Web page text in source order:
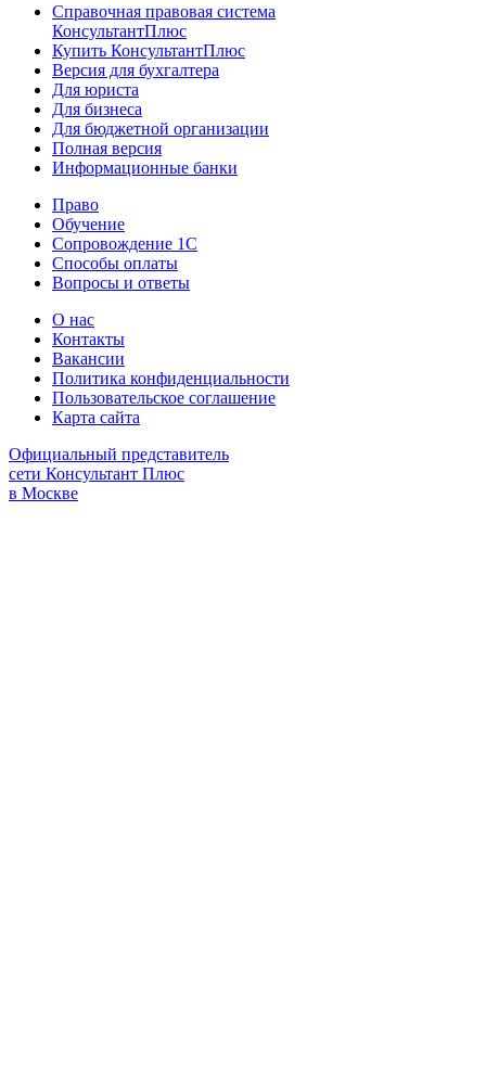
Справочная правовая система
КонсультантПлюс
Купить КонсультантПлюс
Версия для бухгалтера
Для юриста
Для бизнеса
Для бюджетной организации
Полная версия
Информационные банки
Право
Обучение
Сопровождение 1С
Способы оплаты
Вопросы и ответы
О нас
Контакты
Вакансии
Политика конфиденциальности
Пользовательское соглашение
Карта сайта
Официальный представитель
сети Консультант Плюс
в Москве